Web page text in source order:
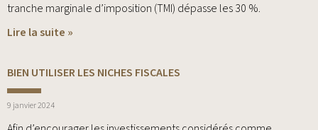
tranche marginale d’imposition (TMI) dépasse les 30 %.
Lire la suite »
BIEN UTILISER LES NICHES FISCALES
9 janvier 2024